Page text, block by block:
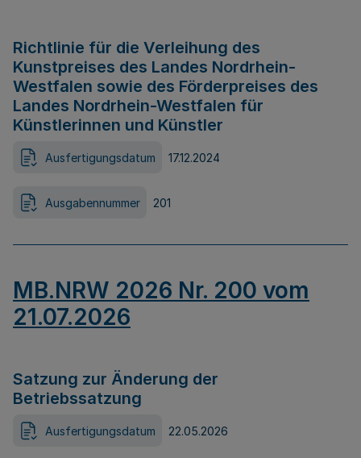
Richtlinie für die Verleihung des
Kunstpreises des Landes Nordrhein-
Westfalen sowie des Förderpreises des
Landes Nordrhein-Westfalen für
Künstlerinnen und Künstler
Ausfertigungsdatum 17.12.2024
Ausgabennummer 201
MB.NRW 2026 Nr. 200 vom
21.07.2026
Satzung zur Änderung der
Betriebssatzung
Ausfertigungsdatum 22.05.2026